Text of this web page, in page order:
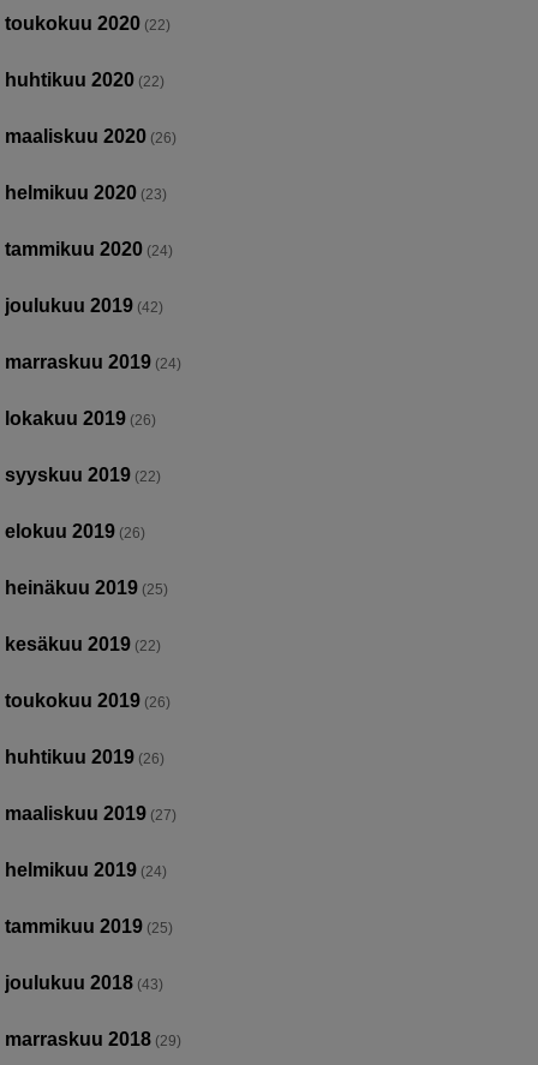
toukokuu 2020 (22)
huhtikuu 2020 (22)
maaliskuu 2020 (26)
helmikuu 2020 (23)
tammikuu 2020 (24)
joulukuu 2019 (42)
marraskuu 2019 (24)
lokakuu 2019 (26)
syyskuu 2019 (22)
elokuu 2019 (26)
heinäkuu 2019 (25)
kesäkuu 2019 (22)
toukokuu 2019 (26)
huhtikuu 2019 (26)
maaliskuu 2019 (27)
helmikuu 2019 (24)
tammikuu 2019 (25)
joulukuu 2018 (43)
marraskuu 2018 (29)